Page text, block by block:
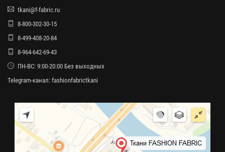
tkani@f-fabric.ru
8-800-302-30-15
8-499-408-20-84
8-964-642-69-43
ПН-ВС: 9:00-20:00 Без выходных
Telegram-канал: fashionfabrictkani